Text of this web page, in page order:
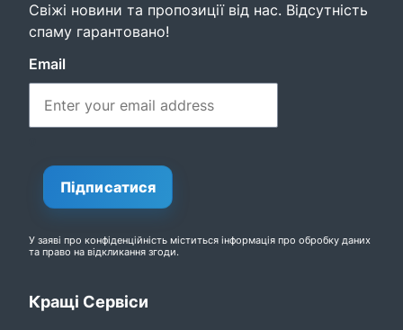
Свіжі новини та пропозиції від нас. Відсутність
спаму гарантовано!
Email
Підписатися
У заяві про конфіденційність міститься інформація про обробку даних
та право на відкликання згоди.
Кращі Сервіси